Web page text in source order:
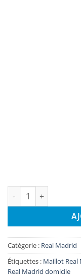
quantité de Maillot
Catégorie : Real Madrid
Étiquettes : Maillot Real
Real Madrid domicile